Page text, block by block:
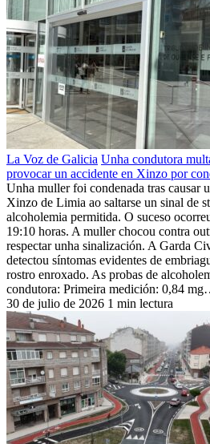
La Voz de Galicia Unha condutora
provocar un accidente en Xinzo por
Unha muller foi condenada tras causar
Xinzo de Limia ao saltarse un sinal de
alcoholemia permitida. O suceso
19:10 horas. A muller chocou contra
respectar unha sinalización. A Garda
detectou síntomas evidentes de
rostro enroxado. As probas de
condutora: Primeira medición: 0,84
30 de julio de 2026 1 min lectura